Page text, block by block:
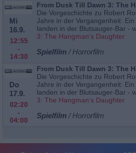
Mi
16.9.
12:55
-
14:30
From Dusk Till Dawn 3: The
Die Vorgeschichte zu Robert
Jahre in der Vergangenheit:
landen in der Blutsauger-Bar -
3: The Hangman‘s Daughter
Spielfilm / Horrorfilm
Do
17.9.
02:20
-
04:00
From Dusk Till Dawn 3: The
Die Vorgeschichte zu Robert
Jahre in der Vergangenheit:
landen in der Blutsauger-Bar -
3: The Hangman‘s Daughter
Spielfilm / Horrorfilm